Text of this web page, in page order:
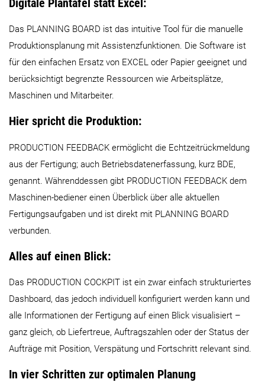
Das PLANNING BOARD ist das intuitive Tool für die manuelle
Produktionsplanung mit Assistenzfunktionen. Die Software ist
für den einfachen Ersatz von EXCEL oder Papier geeignet und
berücksichtigt begrenzte Ressourcen wie Arbeitsplätze,
Maschinen und Mitarbeiter.
Hier spricht die Produktion:
PRODUCTION FEEDBACK ermöglicht die Echtzeitrückmeldung
aus der Fertigung; auch Betriebsdatenerfassung, kurz BDE,
genannt. Währenddessen gibt PRODUCTION FEEDBACK dem
Maschinen-bediener einen Überblick über alle aktuellen
Fertigungsaufgaben und ist direkt mit PLANNING BOARD
verbunden.
Alles auf einen Blick:
Das PRODUCTION COCKPIT ist ein zwar einfach strukturiertes
Dashboard, das jedoch individuell konfiguriert werden kann und
alle Informationen der Fertigung auf einen Blick visualisiert –
ganz gleich, ob Liefertreue, Auftragszahlen oder der Status der
Aufträge mit Position, Verspätung und Fortschritt relevant sind.
In vier Schritten zur optimalen Planung